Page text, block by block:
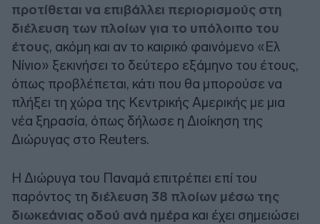
προτίθεται να επιβάλλει περιορισμούς στη
διέλευση των πλοίων για το υπόλοιπο του
έτους, ακόμη και αν το καιρικό φαινόμενο «Ελ
Νίνιο» ξεκινήσει το δεύτερο εξάμηνο του έτους,
όπως προβλέπεται, κάτι που θα μπορούσε να
πλήξει τη χώρα της Κεντρικής Αμερικής με μια
νέα ξηρασία, όπως δήλωσε η Διοίκηση της
Διώρυγας στο Reuters.
Η Διώρυγα του Παναμά επιτρέπει επί του
παρόντος τη διέλευση 38 πλοίων μέσω της
διωκεάνιας οδού ανά ημέρα και έχει σημειώσει